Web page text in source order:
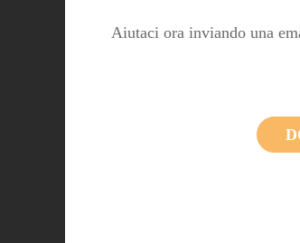
Aiutaci ora inviando una